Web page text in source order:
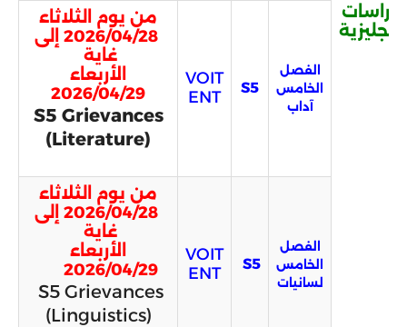
من يوم الثلاثاء
2026/04/28 إلى
غاية
الأربعاء
2026/04/29
S5 Grievances
(Literature)
VOIT
ENT
S5
الفصل
الخامس
آداب
من يوم الثلاثاء
2026/04/28 إلى
غاية
الأربعاء
2026/04/29
S5 Grievances
(Linguistics)
VOIT
ENT
S5
الفصل
الخامس
لسانيات